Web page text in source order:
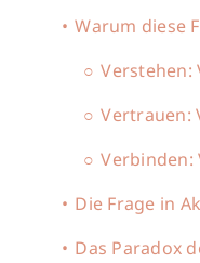
Warum diese
Verstehen:
Vertrauen:
Verbinden: Von
Die Frage in
Das Paradox